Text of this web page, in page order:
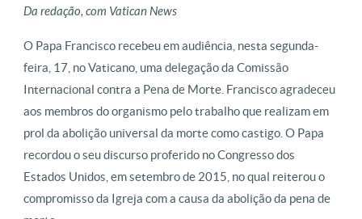
Da redação, com Vatican News
O Papa Francisco recebeu em audiência, nesta segunda-
feira, 17, no Vaticano, uma delegação da Comissão
Internacional contra a Pena de Morte. Francisco agradeceu
aos membros do organismo pelo trabalho que realizam em
prol da abolição universal da morte como castigo. O Papa
recordou o seu discurso proferido no Congresso dos
Estados Unidos, em setembro de 2015, no qual reiterou o
compromisso da Igreja com a causa da abolição da pena de